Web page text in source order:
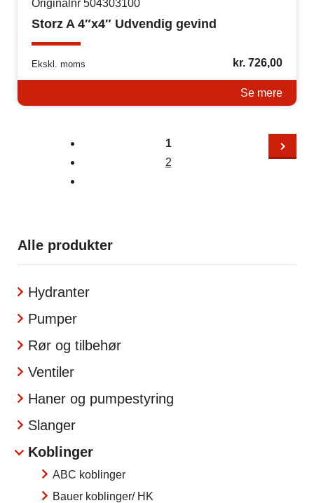
Originalnr 504303100
Storz A 4″x4″ Udvendig gevind
Ekskl. moms kr.726,00
Se mere
1
2
Alle produkter
Hydranter
Pumper
Rør og tilbehør
Ventiler
Haner og pumpestyring
Slanger
Koblinger
ABC koblinger
Bauer koblinger/ HK